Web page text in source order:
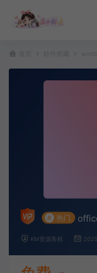
# 热门
KM资源客栈